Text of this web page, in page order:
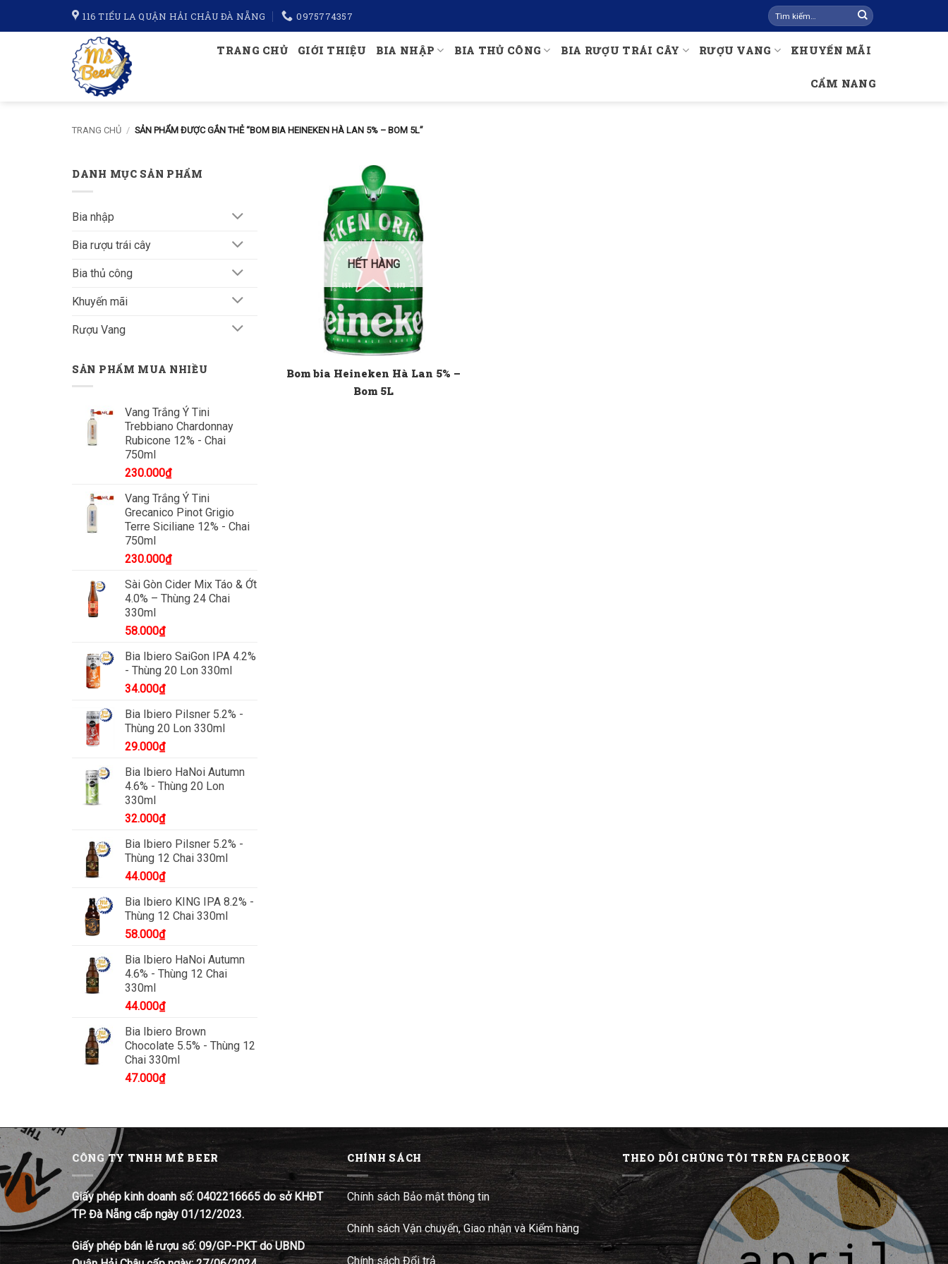
116 TIỂU LA QUẬN HẢI CHÂU ĐÀ NẴNG 0975774357
Tìm
kiếm:
TRANG CHỦ GIỚI THIỆU BIA NHẬP BIA THỦ CÔNG BIA RƯỢU TRÁI CÂY RƯỢU VANG KHUYẾN MÃI
CẨM NANG
TRANG CHỦ / SẢN PHẨM ĐƯỢC GẮN THẺ “BOM BIA HEINEKEN HÀ LAN 5% – BOM 5L”
DANH MỤC SẢN PHẨM
Bia nhập
Bia rượu trái cây
Bia thủ công
Khuyến mãi
Rượu Vang
SẢN PHẨM MUA NHIỀU
Vang Trắng Ý Tini
Trebbiano Chardonnay
Rubicone 12% - Chai
750ml
230.000₫
Vang Trắng Ý Tini
Grecanico Pinot Grigio
Terre Siciliane 12% - Chai
750ml
230.000₫
Sài Gòn Cider Mix Táo & Ớt
4.0% – Thùng 24 Chai
330ml
58.000₫
Bia Ibiero SaiGon IPA 4.2%
- Thùng 20 Lon 330ml
34.000₫
Bia Ibiero Pilsner 5.2% -
Thùng 20 Lon 330ml
29.000₫
Bia Ibiero HaNoi Autumn
4.6% - Thùng 20 Lon
330ml
32.000₫
Bia Ibiero Pilsner 5.2% -
Thùng 12 Chai 330ml
44.000₫
Bia Ibiero KING IPA 8.2% -
Thùng 12 Chai 330ml
58.000₫
Bia Ibiero HaNoi Autumn
4.6% - Thùng 12 Chai
330ml
44.000₫
Bia Ibiero Brown
Chocolate 5.5% - Thùng 12
Chai 330ml
47.000₫
HẾT HÀNG
Bom bia Heineken Hà Lan 5% –
Bom 5L
CÔNG TY TNHH MÊ BEER
Giấy phép kinh doanh số: 0402216665 do sở KHĐT
TP. Đà Nẵng cấp ngày 01/12/2023.
Giấy phép bán lẻ rượu số: 09/GP-PKT do UBND
CHÍNH SÁCH
Chính sách Bảo mật thông tin
Chính sách Vận chuyển, Giao nhận và Kiểm hàng
Chính sách Đổi trả
THEO DÕI CHÚNG TÔI TRÊN FACEBOOK